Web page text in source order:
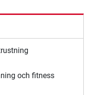
och fitness